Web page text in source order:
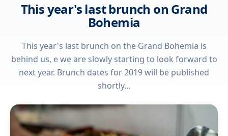
This year's last brunch on Grand
Bohemia
This year's last brunch on the Grand Bohemia is
behind us, e we are slowly starting to look forward to
next year. Brunch dates for 2019 will be published
shortly...